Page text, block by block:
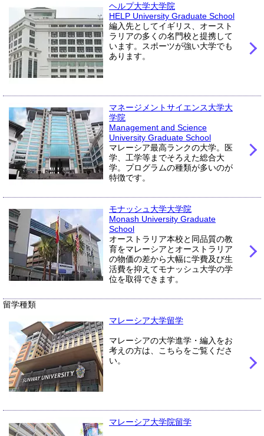
ヘルプ大学大学院
HELP University Graduate School
編入先としてイギリス、オースト
ラリアの多くの名門校と提携して
います。スポーツが強い大学でも
あります。
マネージメントサイエンス大学大
学院
Management and Science
University Graduate School
マレーシア最高ランクの大学。医
学、工学等までそろえた総合大
学。プログラムの種類が多いのが
特徴です。
モナッシュ大学大学院
Monash University Graduate
School
オーストラリア本校と同品質の教
育をマレーシアとオーストラリア
の物価の差から大幅に学費及び生
活費を抑えてモナッシュ大学の学
位を取得できます。
留学種類
マレーシア大学留学
マレーシアの大学進学・編入をお
考えの方は、こちらをご覧くださ
い。
マレーシア大学院留学